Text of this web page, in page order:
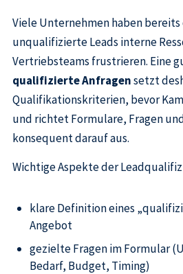
Viele Unternehmen haben
unqualifizierte Leads interne
Vertriebsteams frustrieren. Eine
qualifizierte Anfragensetzt
Qualifikationskriterien, bevor
und richtet Formulare, Fragen
konsequent darauf aus.
Wichtige Aspekte der
klare Definition eines
Angebot
gezielte Fragen im Formular
Bedarf, Budget, Timing)